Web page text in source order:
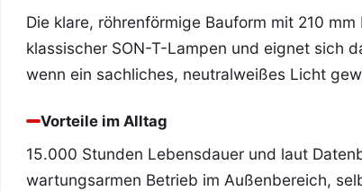
Die klare, röhrenförmige Bauform mit 210
klassischer SON-T-Lampen und eignet sich
wenn ein sachliches, neutralweißes Licht
Vorteile im Alltag
15.000 Stunden Lebensdauer und laut
wartungsarmen Betrieb im Außenbereich,